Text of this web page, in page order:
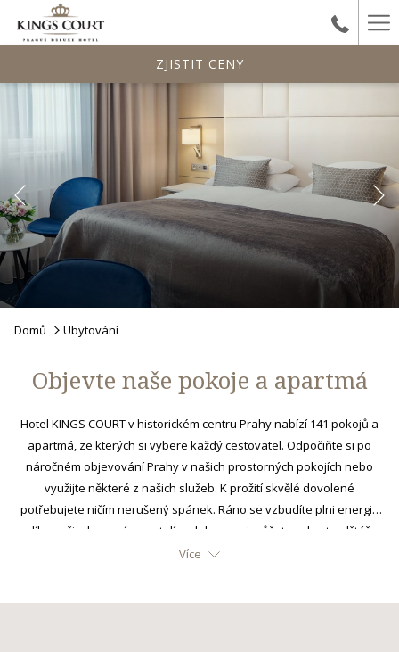
ZJISTIT CENY
following
will
update
the
content
above
Předchozí
Domů Ubytování
Objevte naše pokoje a apartmá
Hotel KINGS COURT v historickém centru Prahy nabízí 141 pokojů a
apartmá, ze kterých si vybere každý cestovatel. Odpočiňte si po
náročném objevování Prahy v našich prostorných pokojích nebo
využijte některé z našich služeb. K prožití skvělé dovolené
potřebujete ničím nerušený spánek. Ráno se vzbudíte plni energie
díky našim luxusním postelím, dokonce si můžete vybrat polštář.
Vítejte v Hotelu KINGS COURT.
Více